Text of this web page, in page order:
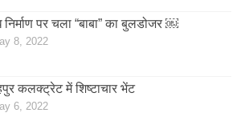
पर चला “बाबा” का बुलडोजर ￼
8, 2022
कलक्ट्रेट में शिष्टाचार भेंट
6, 2022